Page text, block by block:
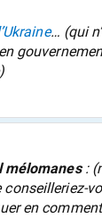
… (qui
mélomanes:
en